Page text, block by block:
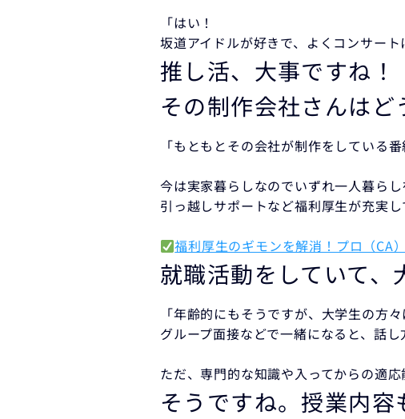
「はい！
坂道アイドルが好きで、よくコンサート
推し活、大事ですね！
その制作会社さんは
「もともとその会社が制作をしている
今は実家暮らしなのでいずれ一人暮らし
引っ越しサポートなど福利厚生が充実
福利厚生のギモンを解消！プロ（CA
就職活動をしていて、
「年齢的にもそうですが、大学生の方
グループ面接などで一緒になると、話し
ただ、専門的な知識や入ってからの適
そうですね。授業内容